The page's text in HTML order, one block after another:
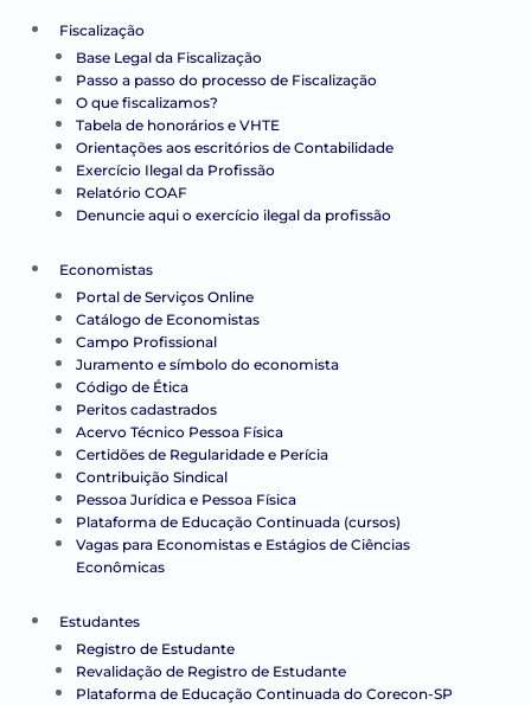
Fiscalização
Base Legal da Fiscalização
Passo a passo do processo de Fiscalização
O que fiscalizamos?
Tabela de honorários e VHTE
Orientações aos escritórios de Contabilidade
Exercício Ilegal da Profissão
Relatório COAF
Denuncie aqui o exercício ilegal da profissão
Economistas
Portal de Serviços Online
Catálogo de Economistas
Campo Profissional
Juramento e símbolo do economista
Código de Ética
Peritos cadastrados
Acervo Técnico Pessoa Física
Certidões de Regularidade e Perícia
Contribuição Sindical
Pessoa Jurídica e Pessoa Física
Plataforma de Educação Continuada (cursos)
Vagas para Economistas e Estágios de Ciências
Econômicas
Estudantes
Registro de Estudante
Revalidação de Registro de Estudante
Plataforma de Educação Continuada do Corecon-SP